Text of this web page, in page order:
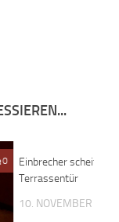
0
Einbrecher scheitern
Terrassentür
10. NOVEMBER